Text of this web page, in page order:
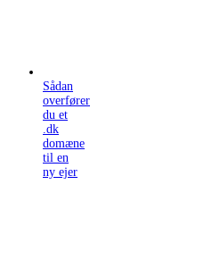
Sådan
overfører
du et
.dk
domæne
til en
ny ejer